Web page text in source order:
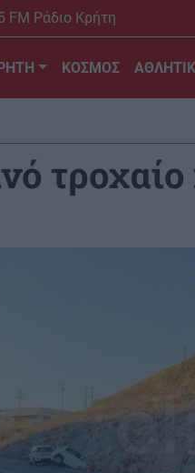
FM Ράδιο Κρήτη
ΚΟΣΜΟΣ